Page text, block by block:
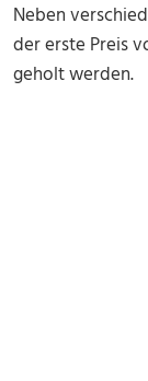
Neben
der erste Preis
geholt werden.